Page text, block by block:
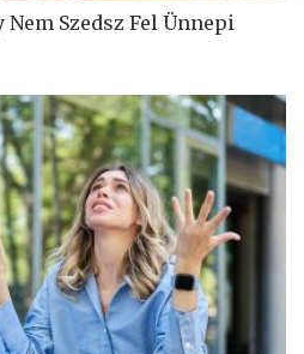
Nem Szedsz Fel Ünnepi